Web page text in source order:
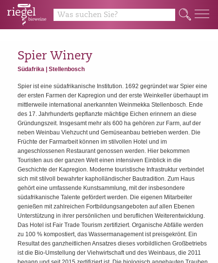
Q
Spier Winery
Südafrika | Stellenbosch
Spier ist eine südafrikanische Institution. 1692 gegründet war Spier eine
der ersten Farmen der Kapregion und der erste Weinkeller überhaupt im
mittlerweile international anerkannten Weinmekka Stellenbosch. Ende
des 17. Jahrhunderts gepflanzte mächtige Eichen erinnern an diese
Gründungszeit. Insgesamt mehr als 600 ha gehören zur Farm, auf der
neben Weinbau Viehzucht und Gemüseanbau betrieben werden. Die
Früchte der Farmarbeit können im stilvollen Hotel und im
angeschlossenen Restaurant genossen werden. Hier bekommen
Touristen aus der ganzen Welt einen intensiven Einblick in die
Geschichte der Kapregion. Moderne touristische Infrastruktur verbindet
sich mit stilvoll bewahrter kapholländischer Bautradition. Zum Haus
gehört eine umfassende Kunstsammlung, mit der insbesondere
südafrikanische Talente gefördert werden. Die eigenen Mitarbeiter
genießen mit zahlreichen Fortbildungsangeboten auf allen Ebenen
Unterstützung in ihrer persönlichen und beruflichen Weiterentwicklung.
Das Hotel ist Fair Trade Tourism zertifiziert. Organische Abfälle werden
zu 100 % kompostiert, das Wassermanagement ist preisgekrönt. Ein
Resultat des ganzheitlichen Ansatzes dieses vorbildlichen Großbetriebs
ist die Bio-Umstellung der Viehwirtschaft und des Weinbaus, die 2011